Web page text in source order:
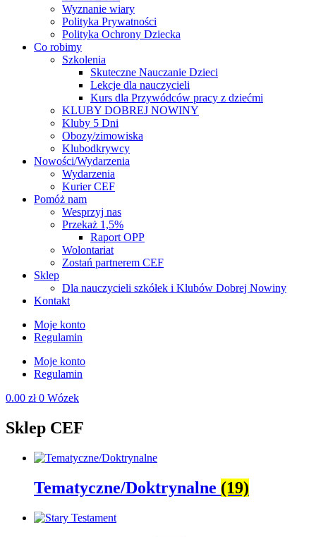
Wyznanie wiary
Polityka Prywatności
Polityka Ochrony Dziecka
Co robimy
Szkolenia
Skuteczne Nauczanie Dzieci
Lekcje dla nauczycieli
Kurs dla Przywódców pracy z dziećmi
KLUBY DOBREJ NOWINY
Kluby 5 Dni
Obozy/zimowiska
Klubodkrywcy
Nowości/Wydarzenia
Wydarzenia
Kurier CEF
Pomóż nam
Wesprzyj nas
Przekaż 1,5%
Raport OPP
Wolontariat
Zostań partnerem CEF
Sklep
Dla nauczycieli szkółek i Klubów Dobrej Nowiny
Kontakt
Moje konto
Regulamin
Moje konto
Regulamin
0.00 zł 0 Wózek
Sklep CEF
Tematyczne/Doktrynalne (19)